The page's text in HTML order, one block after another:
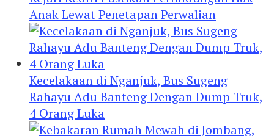
Anak Lewat Penetapan Perwalian
Kecelakaan di Nganjuk, Bus Sugeng
Rahayu Adu Banteng Dengan Dump Truk,
4 Orang Luka